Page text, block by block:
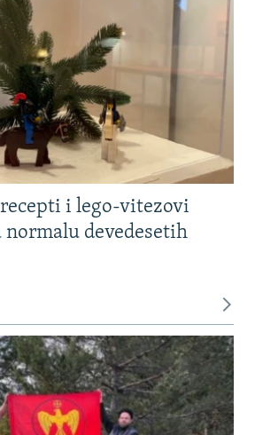
i lego-vitezovi
devedesetih